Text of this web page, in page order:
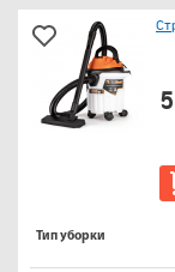
Тип уборки